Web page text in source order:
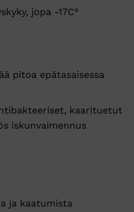
jopa -17C°
pitoa epätasaisessa
kaarituetut
iskunvaimennus
ja kaatumista